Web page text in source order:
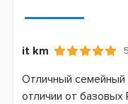
D12 (Vitality, Stages
D16 (400-900)
D20 (1000-5900)
it km 5
Отличный семейный
отличии от